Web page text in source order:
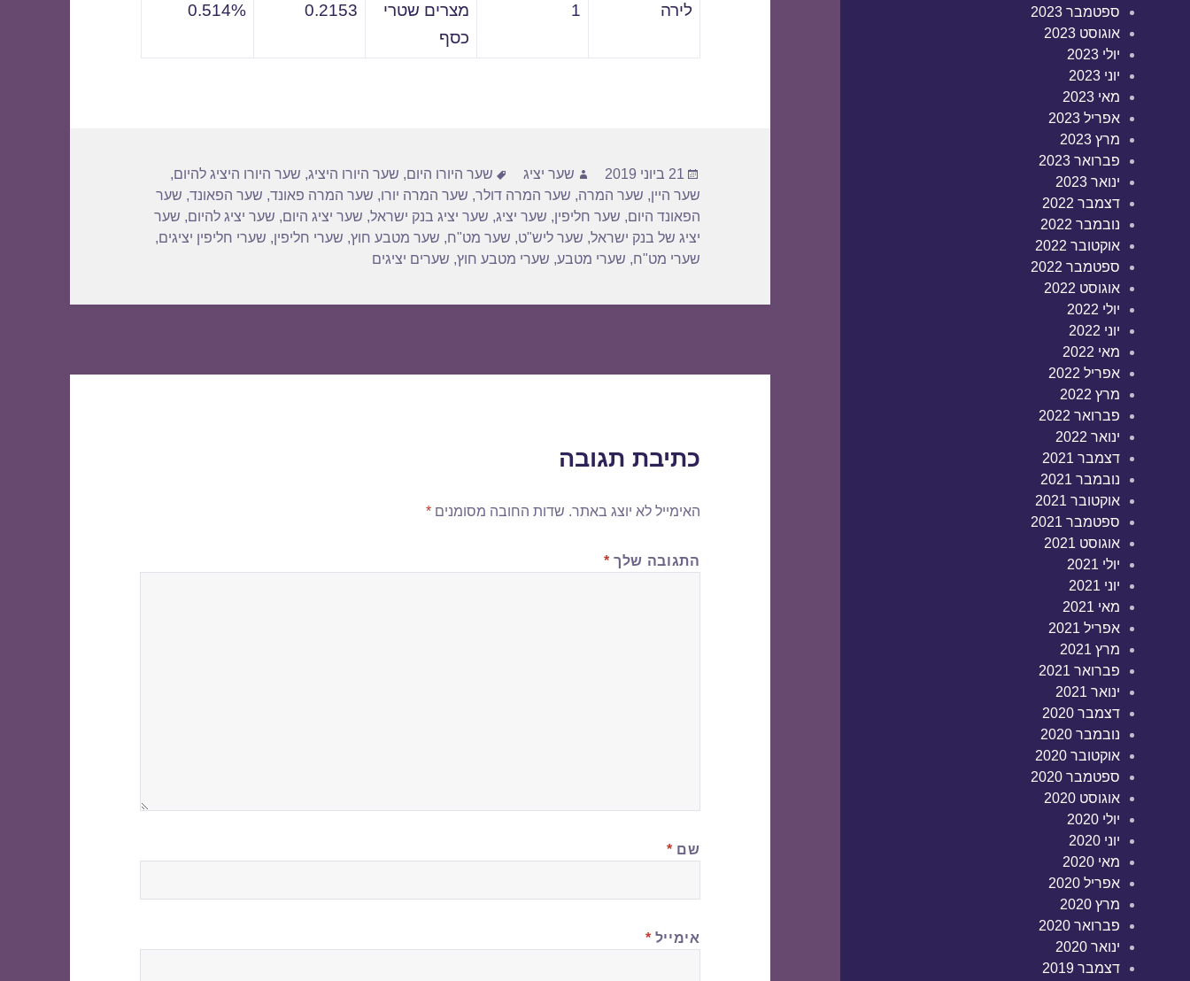
ספטמבר 2023
אוגוסט 2023
יולי 2023
יוני 2023
מאי 2023
אפריל 2023
מרץ 2023
פברואר 2023
ינואר 2023
דצמבר 2022
נובמבר 2022
אוקטובר 2022
ספטמבר 2022
אוגוסט 2022
יולי 2022
יוני 2022
מאי 2022
אפריל 2022
מרץ 2022
פברואר 2022
ינואר 2022
דצמבר 2021
נובמבר 2021
אוקטובר 2021
ספטמבר 2021
אוגוסט 2021
יולי 2021
יוני 2021
מאי 2021
אפריל 2021
מרץ 2021
פברואר 2021
ינואר 2021
דצמבר 2020
נובמבר 2020
אוקטובר 2020
ספטמבר 2020
אוגוסט 2020
יולי 2020
יוני 2020
מאי 2020
אפריל 2020
מרץ 2020
פברואר 2020
ינואר 2020
דצמבר 2019
לירה 1
מצרים שטרי
כסף
0.2153
0.514%
פורסם
בתאריך
21 ביוני 2019 מחבר
שער יציג תגיות
שער היורו היום, שער היורו היציג, שער היורו היציג להיום,
שער היין, שער המרה, שער המרה דולר, שער המרה יורו, שער המרה פאונד, שער הפאונד, שער
הפאונד היום, שער חליפין, שער יציג, שער יציג בנק ישראל, שער יציג היום, שער יציג להיום, שער
יציג של בנק ישראל, שער ליש"ט, שער מט"ח, שער מטבע חוץ, שערי חליפין, שערי חליפין יציגים,
שערי מט"ח, שערי מטבע, שערי מטבע חוץ, שערים יציגים
כתיבת תגובה
האימייל לא יוצג באתר. שדות החובה מסומנים*
התגובה שלך *
שם *
אימייל *